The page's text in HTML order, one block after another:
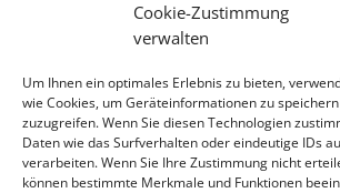
Cookie-Zustimmung
verwalten
Um Ihnen ein optimales Erlebnis zu bieten,
wie Cookies, um Geräteinformationen zu
zuzugreifen. Wenn Sie diesen Technologien
Daten wie das Surfverhalten oder eindeutige IDs
verarbeiten. Wenn Sie Ihre Zustimmung nicht
können bestimmte Merkmale und Funktionen
Bitte geben Sie Ihre E-Mail Adresse ein.